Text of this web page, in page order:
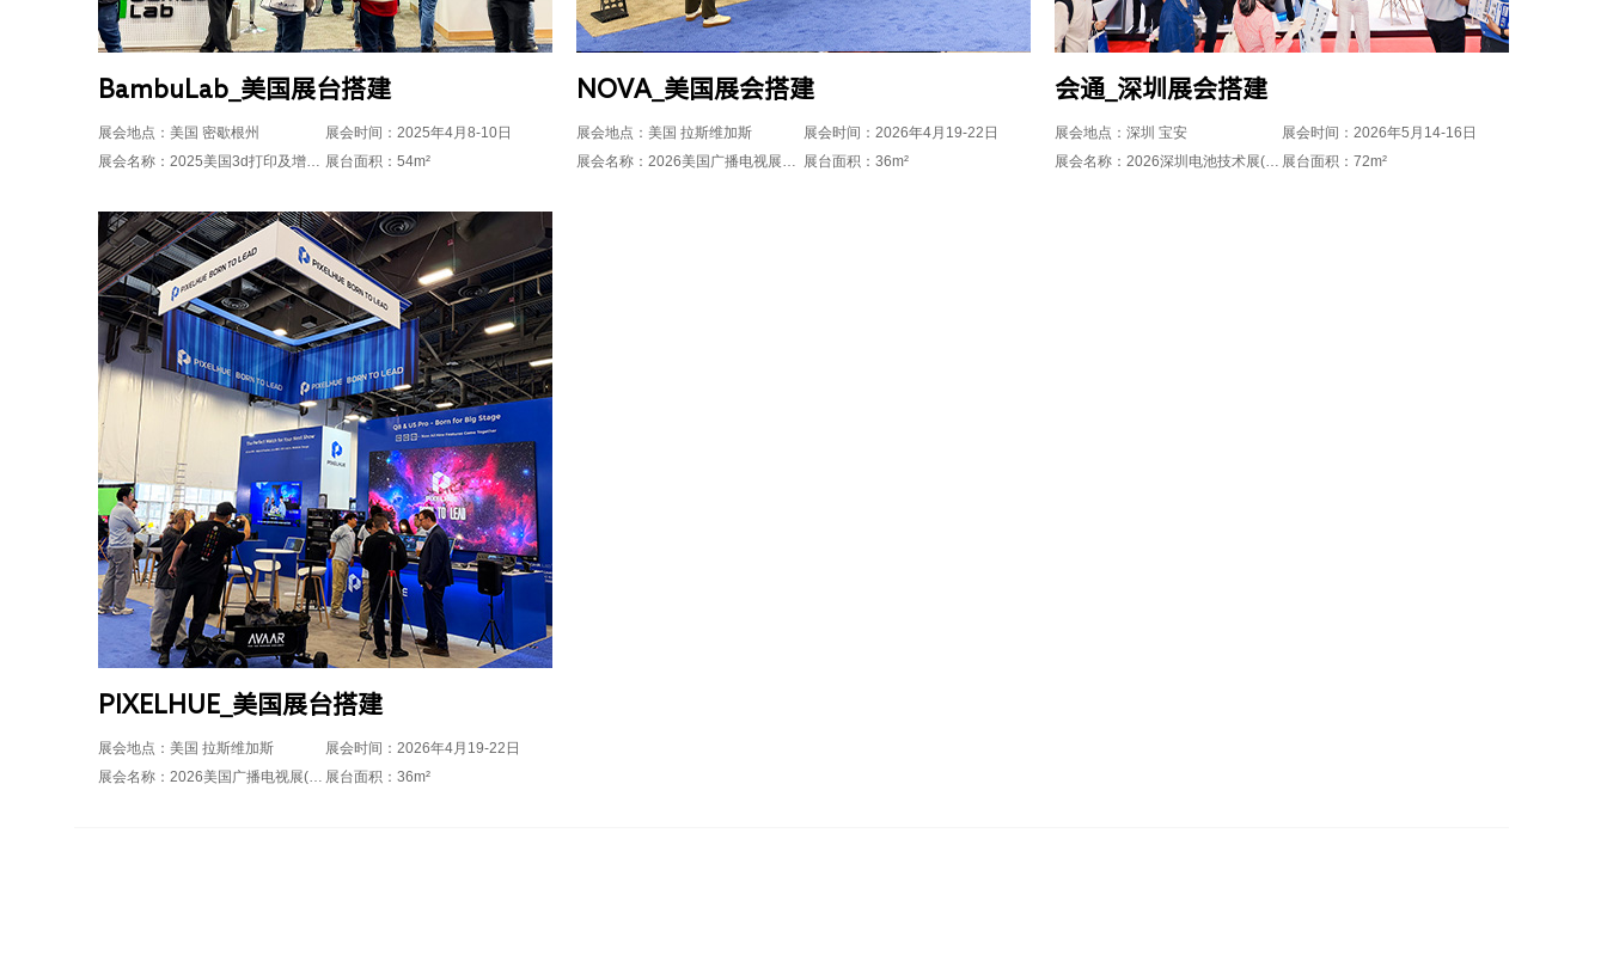
BambuLab_美国展台搭建
展会地点：美国 密歇根州
展会时间：2025年4月8-10日
展会名称：2025美国3d打印及增材展览会 展台面积：54m²
NOVA_美国展会搭建
展会地点：美国 拉斯维加斯
展会时间：2026年4月19-22日
展会名称：2026美国广播电视展NAB Show 展台面积：36m²
会通_深圳展会搭建
展会地点：深圳 宝安
展会时间：2026年5月14-16日
展会名称：2026深圳电池技术展(CIBF2026) 展台面积：72m²
PIXELHUE_美国展台搭建
展会地点：美国 拉斯维加斯
展会时间：2026年4月19-22日
展会名称：2026美国广播电视展(NAB SHOW) 展台面积：36m²